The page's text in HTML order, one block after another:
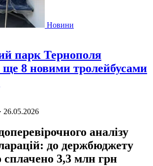
Новини
парк Тернополя
8 новими тролейбусами
26.05.2026
аналізу
до держбюджету
сплачено 3,3 млн грн